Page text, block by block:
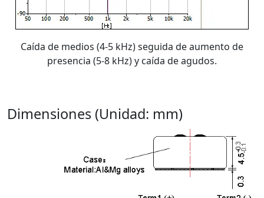
Caída de medios (4-5 kHz) seguida de aumento de
presencia (5-8 kHz) y caída de agudos.
Dimensiones (Unidad: mm)